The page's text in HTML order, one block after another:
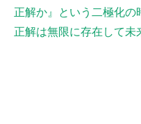
正解か』という二極化
正解は無限に存在して未